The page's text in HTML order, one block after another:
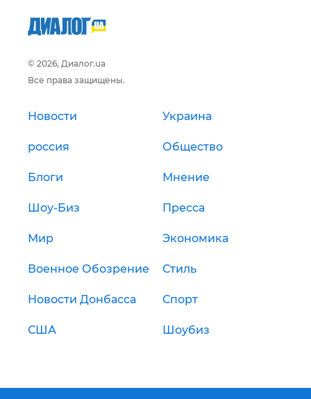
© 2026, Диалог.ua
Все права защищены.
Новости Украина
россия Общество
Блоги Мнение
Шоу-Биз Пресса
Мир Экономика
Военное Обозрение Стиль
Новости Донбасса Спорт
США Шоубиз